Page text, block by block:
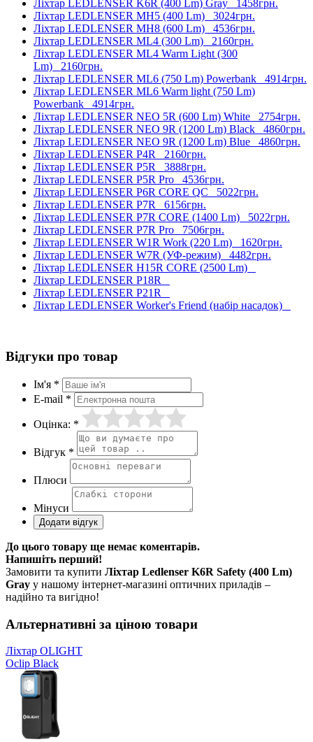
Ліхтар LEDLENSER K6R (400 Lm) Gray 1458грн.
Ліхтар LEDLENSER MH5 (400 Lm) 3024грн.
Ліхтар LEDLENSER MH8 (600 Lm) 4536грн.
Ліхтар LEDLENSER ML4 (300 Lm) 2160грн.
Ліхтар LEDLENSER ML4 Warm Light (300
Lm) 2160грн.
Ліхтар LEDLENSER ML6 (750 Lm) Powerbank 4914грн.
Ліхтар LEDLENSER ML6 Warm light (750 Lm)
Powerbank 4914грн.
Ліхтар LEDLENSER NEO 5R (600 Lm) White 2754грн.
Ліхтар LEDLENSER NEO 9R (1200 Lm) Black 4860грн.
Ліхтар LEDLENSER NEO 9R (1200 Lm) Blue 4860грн.
Ліхтар LEDLENSER P4R 2160грн.
Ліхтар LEDLENSER P5R 3888грн.
Ліхтар LEDLENSER P5R Pro 4536грн.
Ліхтар LEDLENSER P6R CORE QC 5022грн.
Ліхтар LEDLENSER P7R 6156грн.
Ліхтар LEDLENSER P7R CORE (1400 Lm) 5022грн.
Ліхтар LEDLENSER P7R Pro 7506грн.
Ліхтар LEDLENSER W1R Work (220 Lm) 1620грн.
Ліхтар LEDLENSER W7R (УФ-режим) 4482грн.
Ліхтар LEDLENSER H15R CORE (2500 Lm)
Ліхтар LEDLENSER P18R
Ліхтар LEDLENSER P21R
Ліхтар LEDLENSER Worker's Friend (набір насадок)
Відгуки про товар
Ім'я *
E-mail *
Оцінка: *
Відгук *
Плюси
Мінуси
До цього товару ще немає коментарів.
Напишіть перший!
Замовити та купити Ліхтар Ledlenser K6R Safety (400 Lm)
Gray у нашому інтернет-магазині оптичних приладів –
надійно та вигідно!
Альтернативні за ціною товари
Ліхтар OLIGHT
Oclip Black